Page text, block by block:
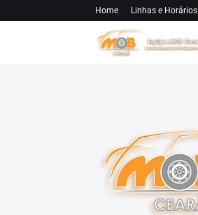
Home Linhas e Horários